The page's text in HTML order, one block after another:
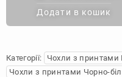
Додати в кошик
Категорії:
Чохли з принтами
Чохли з принтами Чорно-